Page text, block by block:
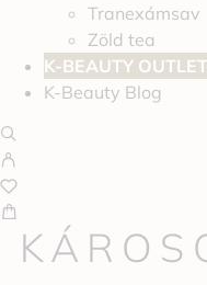
Tranexámsav
Zöld tea
K-BEAUTY OUTLET
K-Beauty Blog